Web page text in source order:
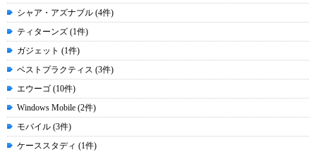
シャア・アズナブル (4件)
ティターンズ (1件)
ガジェット (1件)
ベストプラクティス (3件)
エウーゴ (10件)
Windows Mobile (2件)
モバイル (3件)
ケーススタディ (1件)